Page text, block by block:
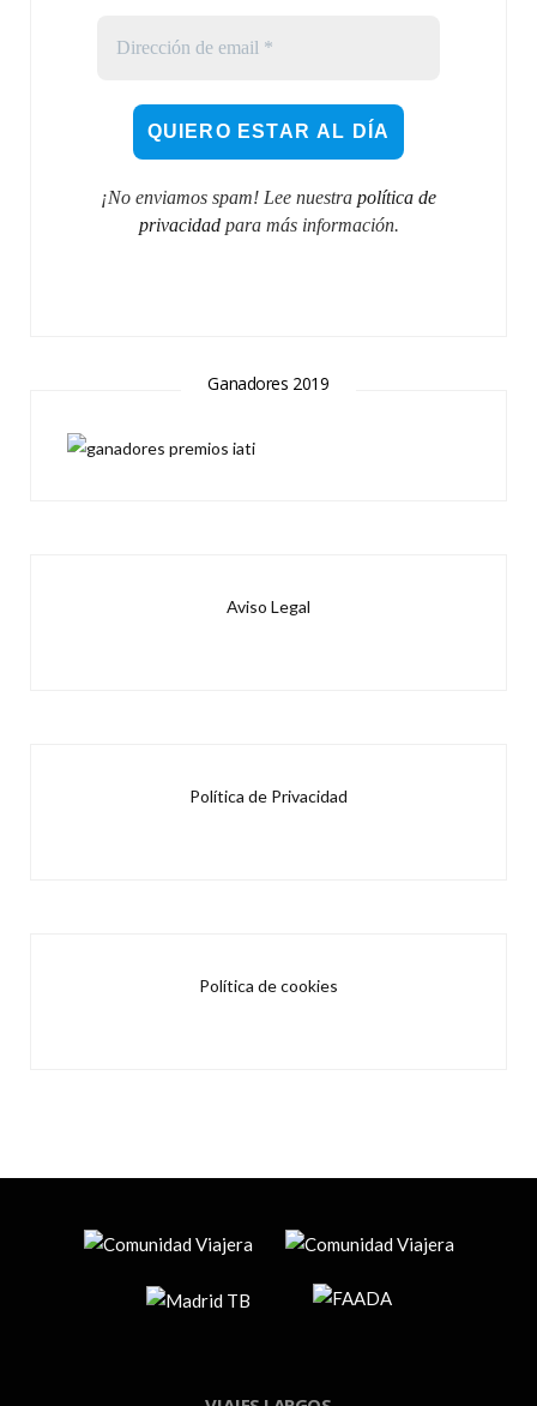
¡No enviamos spam! Lee nuestra política de
privacidadpara más información.
Ganadores 2019
Aviso Legal
Política de Privacidad
Política de cookies